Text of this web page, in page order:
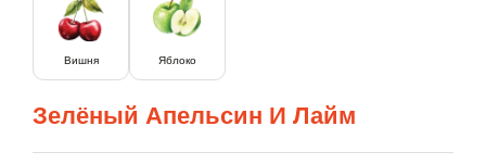
Вишня Яблоко
Зелёный Апельсин И Лайм